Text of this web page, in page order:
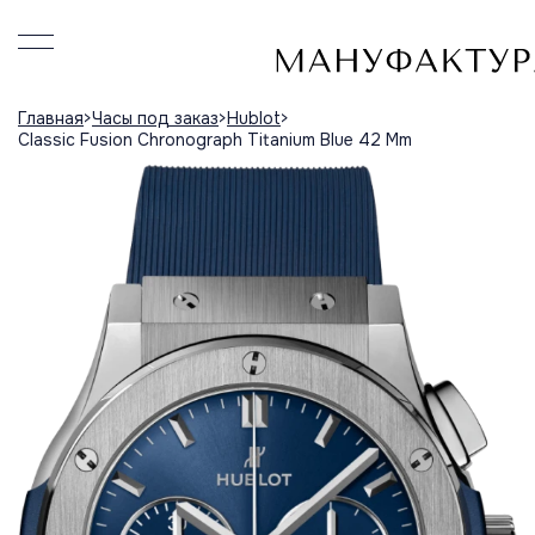
Главная Часы под заказ Hublot
Classic Fusion Chronograph Titanium Blue 42 Mm